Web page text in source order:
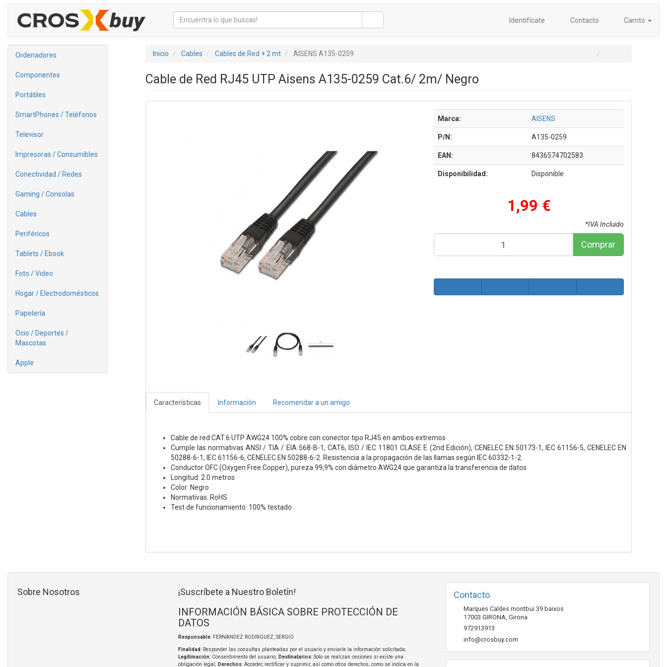
Identifícate Contacto Carrito
Ordenadores
Componentes
Portátiles
SmartPhones / Teléfonos
Televisor
Impresoras / Consumibles
Conectividad / Redes
Gaming / Consolas
Cables
Periféricos
Tablets / Ebook
Foto / Video
Hogar / Electrodomésticos
Papelería
Ocio / Deportes /
Mascotas
Apple
Inicio Cables Cables de Red + 2 mt AISENS A135-0259
Cable de Red RJ45 UTP Aisens A135-0259 Cat.6/ 2m/ Negro
Marca: AISENS
P/N: A135-0259
EAN: 8436574702583
Disponibilidad: Disponible
1,99 €
*IVA Incluido
Comprar
Características Información Recomendar a un amigo
Cable de red CAT.6 UTP AWG24 100% cobre con conector tipo RJ45 en ambos extremos
Cumple las normativas ANSI / TIA / EIA 568-B-1, CAT6, ISO / IEC 11801 CLASE E (2nd Edición), CENELEC EN 50173-1, IEC 61156-5, CENELEC EN
50288-6-1, IEC 61156-6, CENELEC EN 50288-6-2. Resistencia a la propagación de las llamas según IEC 60332-1-2.
Conductor OFC (Oxygen Free Copper), pureza 99,9% con diámetro AWG24 que garantiza la transferencia de datos
Longitud: 2.0 metros
Color: Negro
Normativas: RoHS
Test de funcionamiento: 100% testado
Sobre Nosotros ¡Suscríbete a Nuestro Boletín!
INFORMACIÓN BÁSICA SOBRE PROTECCIÓN DE
DATOS
Responsable: FERNANDEZ RODRIGUEZ, SERGIO
Finalidad: Responder las consultas planteadas por el usuario y enviarle la información solicitada;
Legitimación: Consentimiento del usuario; Destinatarios: Solo se realizan cesiones si existe una
obligación legal; Derechos: Acceder, rectificar y suprimir, así como otros derechos, como se indica en la
Contacto
Marques Caldes montbui 39 baixos
17003 GIRONA, Girona
972913913
info@crosbuy.com